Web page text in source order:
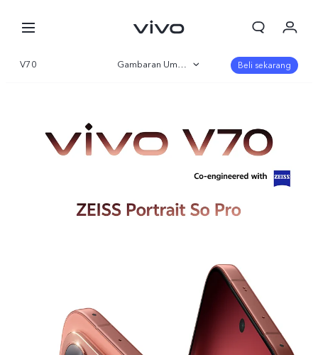
V70 Gambaran Umum
Parameter
Beli sekarang